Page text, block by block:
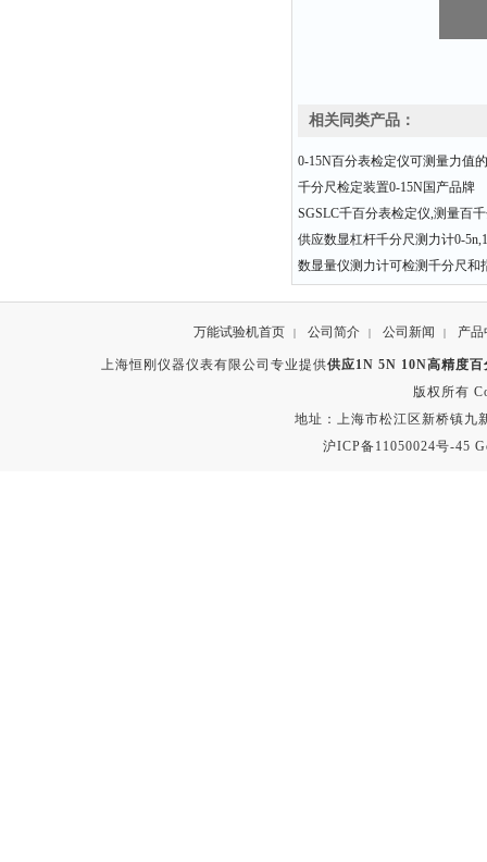
相关同类产品：
0-15N百分表检定仪可测量力值
千分尺检定装置0-15N国产品牌
SGSLC千百分表检定仪,测量百
供应数显杠杆千分尺测力计0-
数显量仪测力计可检测千分尺和
万能试验机首页 | 公司简介 | 公司新闻 | 产品
上海恒刚仪器仪表有限公司专业提供供应1N 5N 10N高精度百
版权所有
地址：上海市松江区新桥镇九
沪ICP备11050024号-45